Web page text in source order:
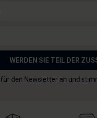
WERDEN SIE TEIL DER
den Newsletter an und